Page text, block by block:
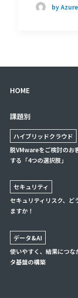
by
HOME
課題別
ハイブリッドクラウド
脱VMwareをご検討のお
する「4つの選択肢」
セキュリティ
セキュリティリスク、ど
ますか！
データ&AI
使いやすく、結果につな
タ基盤の構築